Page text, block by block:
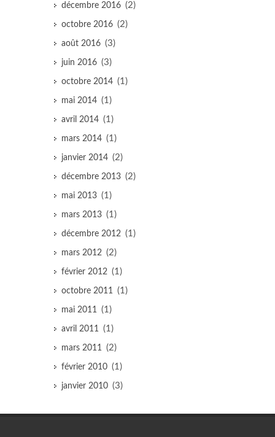
décembre 2016 (2)
octobre 2016 (2)
août 2016 (3)
juin 2016 (3)
octobre 2014 (1)
mai 2014 (1)
avril 2014 (1)
mars 2014 (1)
janvier 2014 (2)
décembre 2013 (2)
mai 2013 (1)
mars 2013 (1)
décembre 2012 (1)
mars 2012 (2)
février 2012 (1)
octobre 2011 (1)
mai 2011 (1)
avril 2011 (1)
mars 2011 (2)
février 2010 (1)
janvier 2010 (3)